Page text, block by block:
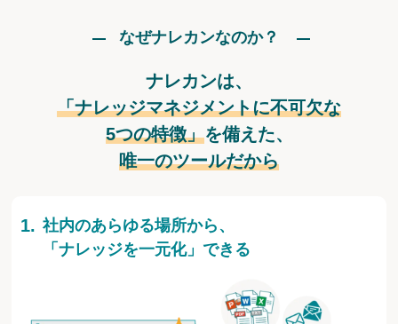
なぜナレカンなのか？
ナレカンは、
「ナレッジマネジメントに不可欠な
5つの特徴」を備えた、
唯一のツールだから
社内のあらゆる場所から、
「ナレッジを一元化」できる